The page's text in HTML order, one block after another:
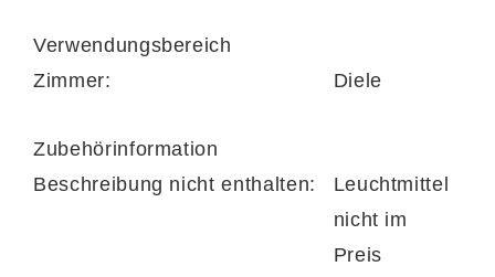
Verwendungsbereich
Zimmer:
Diele
Zubehörinformation
Beschreibung nicht enthalten:
Leuchtmittel
nicht im
Preis